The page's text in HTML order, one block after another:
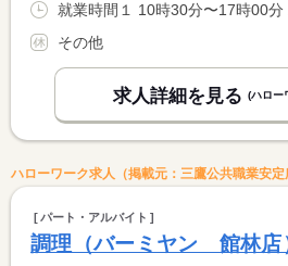
その他
求人詳細を見る (ハロー
ハローワーク求人（掲載元：三鷹公共職業安定
パート・アルバイト
調理（バーミヤン 館林店